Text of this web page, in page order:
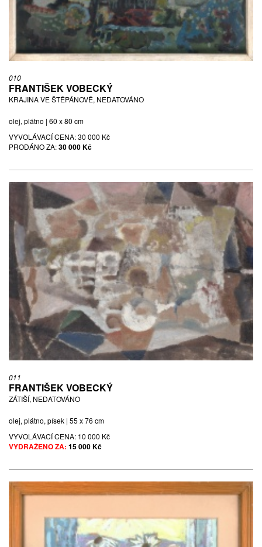
010
FRANTIŠEK VOBECKÝ
KRAJINA VE ŠTĚPÁNOVĚ, NEDATOVÁNO
olej, plátno | 60 x 80 cm
VYVOLÁVACÍ CENA:30 000 Kč
PRODÁNO ZA:30 000 Kč
011
FRANTIŠEK VOBECKÝ
ZÁTIŠÍ, NEDATOVÁNO
olej, plátno, písek | 55 x 76 cm
VYVOLÁVACÍ CENA: 10 000 Kč
VYDRAŽENO ZA: 15 000 Kč